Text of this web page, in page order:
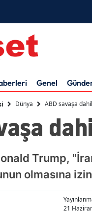
Genel
Dünya ABD savaşa
Trump,
olmasına
21